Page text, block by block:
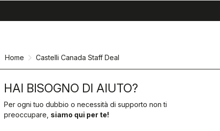
Home Castelli Canada Staff Deal
HAI BISOGNO DI AIUTO?
Per ogni tuo dubbio o necessità di supporto non ti
preoccupare, siamo qui per te!